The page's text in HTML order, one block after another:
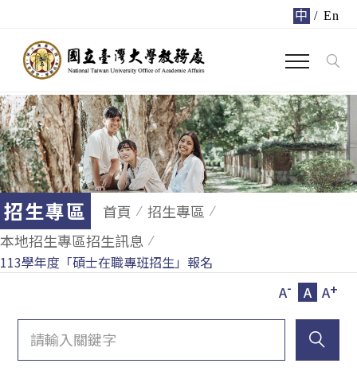
中 / En
招生專區 首頁
招生專區
本地招生專區招生訊息
113學年度「碩士在職專班招生」報名
A- A A+